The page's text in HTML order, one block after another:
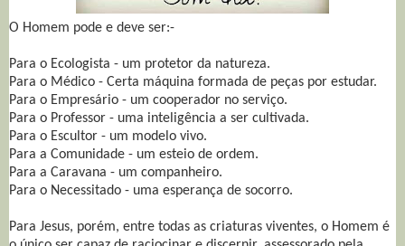
O Homem pode e deve ser:-
Para o Ecologista - um protetor da natureza.
Para o Médico - Certa máquina formada de peças por estudar.
Para o Empresário - um cooperador no serviço.
Para o Professor - uma inteligência a ser cultivada.
Para o Escultor - um modelo vivo.
Para a Comunidade - um esteio de ordem.
Para a Caravana - um companheiro.
Para o Necessitado - uma esperança de socorro.
Para Jesus, porém, entre todas as criaturas viventes, o Homem é